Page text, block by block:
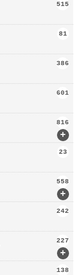
515
81
386
601
+
816
23
+
558
242
+
227
138